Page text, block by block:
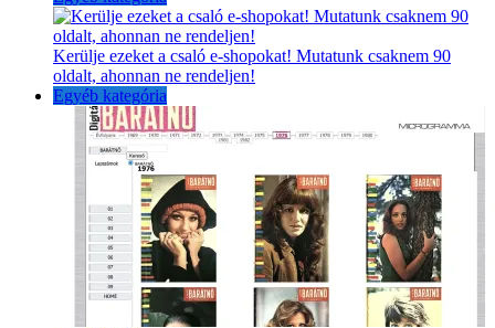
Kerülje ezeket a csaló e-shopokat! Mutatunk csaknem 90
oldalt, ahonnan ne rendeljen!
Egyéb kategória